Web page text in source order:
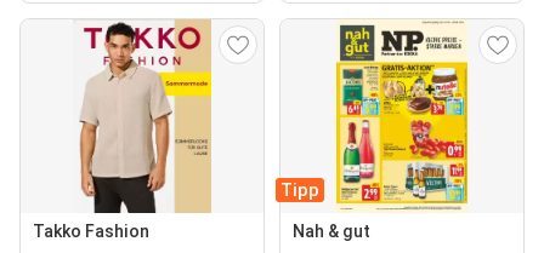
Takko Fashion
Tipp
Nah & gut